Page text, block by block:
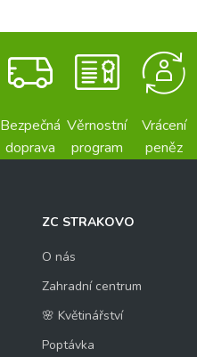
Bezpečná
doprava
Věrnostní
program
Vrácení
peněz
ZC STRAKOVO
O nás
Zahradní centrum
🌸 Květinářství
Poptávka